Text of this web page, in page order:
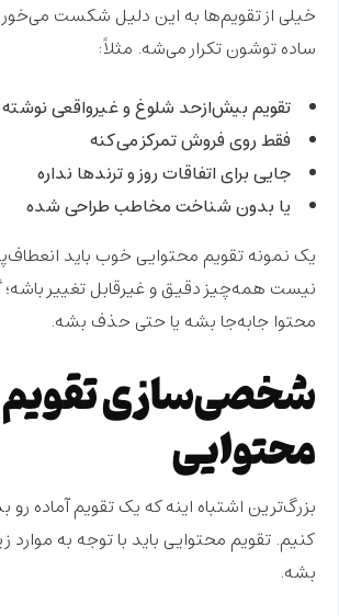
خیلی از تقویم‌ها به این دلیل شکست
ساده توشون تکرار می‌شه. مثلاً:
تقویم بیش‌ازحد شلوغ و غیرواقعی
فقط روی فروش تمرکز می‌کنه
جایی برای اتفاقات روز و ترندها نداره
یا بدون شناخت مخاطب طراحی شده
یک نمونه تقویم محتوایی خوب باید
نیست همه‌چیزدقیق و غیرقابل تغییر
محتوا جابه‌جا بشه یا حتی حذف بشه.
شخصی‌سازی تقویم
محتوایی
بزرگ‌ترین اشتباه اینه که یک تقویم آماده رو
کنیم. تقویم محتوایی باید با توجه به موارد
بشه.